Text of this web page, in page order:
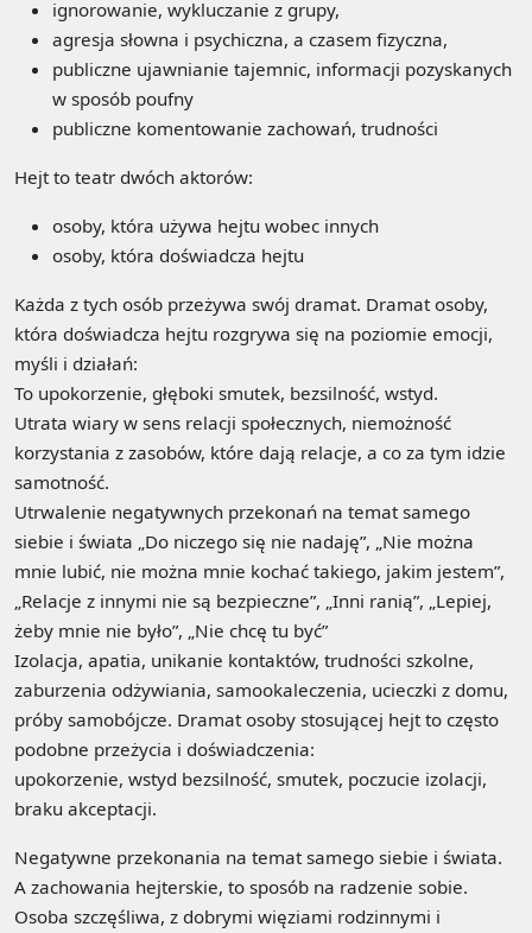
ignorowanie, wykluczanie z grupy,
agresja słowna i psychiczna, a czasem fizyczna,
publiczne ujawnianie tajemnic, informacji pozyskanych
w sposób poufny
publiczne komentowanie zachowań, trudności
Hejt to teatr dwóch aktorów:
osoby, która używa hejtu wobec innych
osoby, która doświadcza hejtu
Każda z tych osób przeżywa swój dramat. Dramat osoby,
która doświadcza hejtu rozgrywa się na poziomie emocji,
myśli i działań:
To upokorzenie, głęboki smutek, bezsilność, wstyd.
Utrata wiary w sens relacji społecznych, niemożność
korzystania z zasobów, które dają relacje, a co za tym idzie
samotność.
Utrwalenie negatywnych przekonań na temat samego
siebie i świata „Do niczego się nie nadaję”, „Nie można
mnie lubić, nie można mnie kochać takiego, jakim jestem”,
„Relacje z innymi nie są bezpieczne”, „Inni ranią”, „Lepiej,
żeby mnie nie było”, „Nie chcę tu być”
Izolacja, apatia, unikanie kontaktów, trudności szkolne,
zaburzenia odżywiania, samookaleczenia, ucieczki z domu,
próby samobójcze. Dramat osoby stosującej hejt to często
podobne przeżycia i doświadczenia:
upokorzenie, wstyd bezsilność, smutek, poczucie izolacji,
braku akceptacji.
Negatywne przekonania na temat samego siebie i świata.
A zachowania hejterskie, to sposób na radzenie sobie.
Osoba szczęśliwa, z dobrymi więziami rodzinnymi i